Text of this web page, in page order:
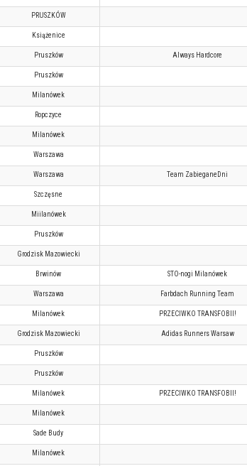
PRUSZKÓW
Książenice
Pruszków Always Hardcore
Pruszków
Milanówek
Ropczyce
Milanówek
Warszawa
Warszawa Team ZabieganeDni
Szczęsne
Miilanówek
Pruszków
Grodzisk Mazowiecki
Brwinów STO-nogi Milanówek
Warszawa Farbdach Running Team
Milanówek PRZECIWKO TRANSFOBII!
Grodzisk Mazowiecki Adidas Runners Warsaw
Pruszków
Pruszków
Milanówek PRZECIWKO TRANSFOBII!
Milanówek
Sade Budy
Milanówek